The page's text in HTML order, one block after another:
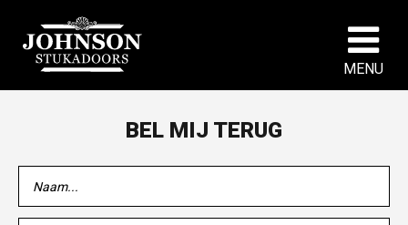
MENU
BEL MIJ TERUG